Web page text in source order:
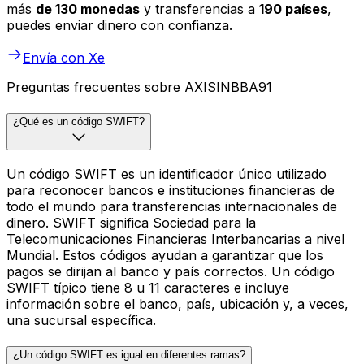
más de 130 monedas y transferencias a 190 países,
puedes enviar dinero con confianza.
Envía con Xe
Preguntas frecuentes sobre AXISINBBA91
¿Qué es un código SWIFT?
Un código SWIFT es un identificador único utilizado
para reconocer bancos e instituciones financieras de
todo el mundo para transferencias internacionales de
dinero. SWIFT significa Sociedad para la
Telecomunicaciones Financieras Interbancarias a nivel
Mundial. Estos códigos ayudan a garantizar que los
pagos se dirijan al banco y país correctos. Un código
SWIFT típico tiene 8 u 11 caracteres e incluye
información sobre el banco, país, ubicación y, a veces,
una sucursal específica.
¿Un código SWIFT es igual en diferentes ramas?